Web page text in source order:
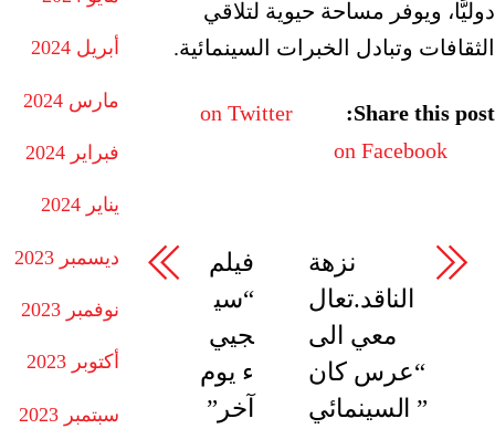
دوليًّا، ويوفر مساحة حيوية لتلاقي
الثقافات وتبادل الخبرات السينمائية.
Share this post:
on Twitter
on Facebook
فيلم
“سي
جيي
ء يوم
آخر”
نزهة
الناقد.تعال
معي الى
“عرس كان
” السينمائي
أبريل 2024
مارس 2024
فبراير 2024
يناير 2024
ديسمبر 2023
نوفمبر 2023
أكتوبر 2023
سبتمبر 2023